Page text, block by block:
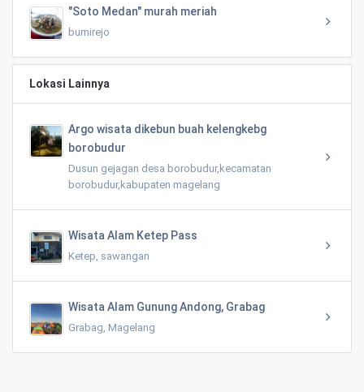
"Soto Medan" murah meriah
bumirejo
Lokasi Lainnya
Argo wisata dikebun buah kelengkebg
borobudur
Dusun gejagan desa borobudur,kecamatan
borobudur,kabupaten magelang
Wisata Alam Ketep Pass
Ketep, sawangan
Wisata Alam Gunung Andong, Grabag
Grabag, Magelang